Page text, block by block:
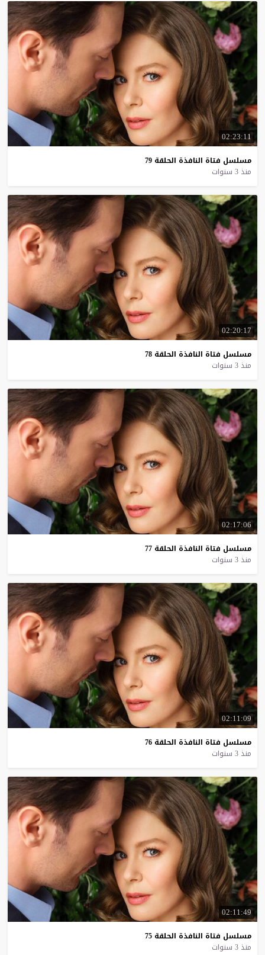
02:23:11
مسلسل فتاة النافذة الحلقة 79
منذ 3 سنوات
02:20:17
مسلسل فتاة النافذة الحلقة 78
منذ 3 سنوات
02:17:06
مسلسل فتاة النافذة الحلقة 77
منذ 3 سنوات
02:11:09
مسلسل فتاة النافذة الحلقة 76
منذ 3 سنوات
02:11:49
مسلسل فتاة النافذة الحلقة 75
منذ 3 سنوات